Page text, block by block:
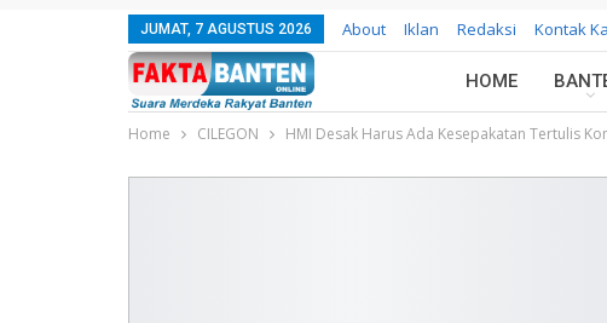
JUMAT, 7 AGUSTUS 2026 About Iklan Redaksi Kontak
HOME
Home CILEGON HMI Desak Harus Ada Kesepakatan Tertulis